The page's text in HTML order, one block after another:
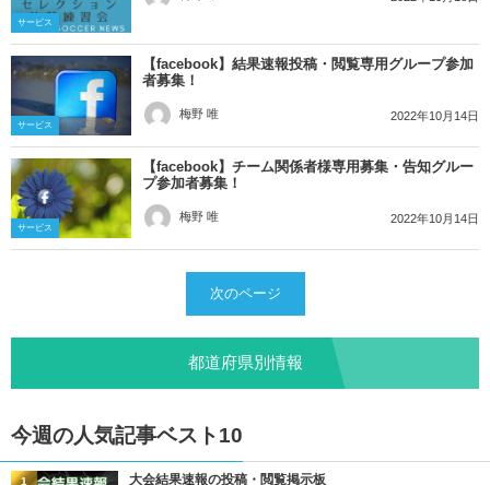
サービス
サービス
【facebook】結果速報投稿・閲覧専用グループ参加
者募集！
梅野 唯 2022年10月14日
サービス
【facebook】チーム関係者様専用募集・告知グルー
プ参加者募集！
梅野 唯 2022年10月14日
次のページ
都道府県別情報
今週の人気記事ベスト10
大会結果速報の投稿・閲覧掲示板
1